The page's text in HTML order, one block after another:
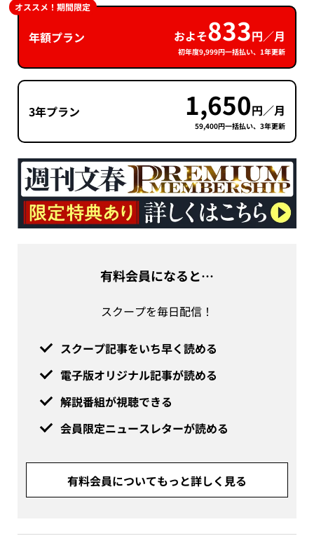
年額プラン およそ833円／月
初年度9,999円一括払い、1年更新
オススメ！期間限定
3年プラン 1,650円／月
59,400円一括払い、3年更新
有料会員になると…
スクープを毎日配信！
スクープ記事をいち早く読める
電子版オリジナル記事が読める
解説番組が視聴できる
会員限定ニュースレターが読める
有料会員についてもっと詳しく見る